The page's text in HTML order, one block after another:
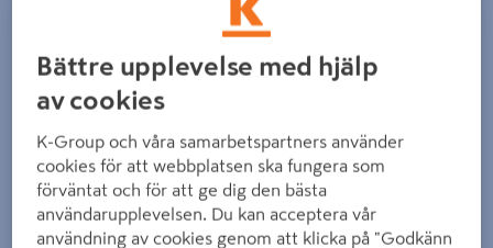
Bättre upplevelse med hjälp
av cookies
K-Group och våra samarbetspartners använder
cookies för att webbplatsen ska fungera som
förväntat och för att ge dig den bästa
användarupplevelsen. Du kan acceptera vår
användning av cookies genom att klicka på "Godkänn